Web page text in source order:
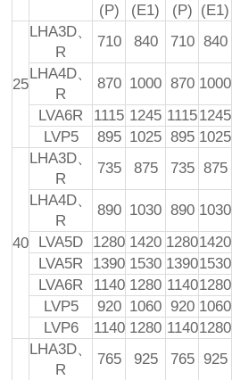
(P)
(E1)
(P) (E1)
25
LHA3D、
R
710 840 710 840
LHA4D、
R
870 1000 870 1000
LVA6R
1115 1245 11151245
LVP5
895 1025 895 1025
40
LHA3D、
R
735 875 735 875
LHA4D、
R
890 1030 890 1030
LVA5D
1280 1420 12801420
LVA5R
1390 1530 13901530
LVA6R
1140 1280 11401280
LVP5
920 1060 920 1060
LVP6
1140 1280 11401280
LHA3D、
R
765 925 765 925